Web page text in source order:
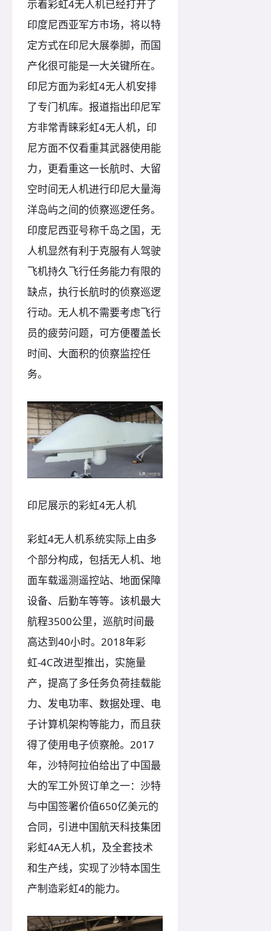
示着彩虹4无人机已经打开了
印度尼西亚军方市场，将以特
定方式在印尼大展拳脚，而国
产化很可能是一大关键所在。
印尼方面为彩虹4无人机安排
了专门机库。报道指出印尼军
方非常青睐彩虹4无人机，印
尼方面不仅看重其武器使用能
力，更看重这一长航时、大留
空时间无人机进行印尼大量海
洋岛屿之间的侦察巡逻任务。
印度尼西亚号称千岛之国，无
人机显然有利于克服有人驾驶
飞机持久飞行任务能力有限的
缺点，执行长航时的侦察巡逻
行动。无人机不需要考虑飞行
员的疲劳问题，可方便覆盖长
时间、大面积的侦察监控任
务。
印尼展示的彩虹4无人机
彩虹4无人机系统实际上由多
个部分构成，包括无人机、地
面车载遥测遥控站、地面保障
设备、后勤车等等。该机最大
航程3500公里，巡航时间最
高达到40小时。2018年彩
虹-4C改进型推出，实施量
产，提高了多任务负荷挂载能
力、发电功率、数据处理、电
子计算机架构等能力，而且获
得了使用电子侦察舱。2017
年，沙特阿拉伯给出了中国最
大的军工外贸订单之一：沙特
与中国签署价值650亿美元的
合同，引进中国航天科技集团
彩虹4A无人机，及全套技术
和生产线，实现了沙特本国生
产制造彩虹4的能力。